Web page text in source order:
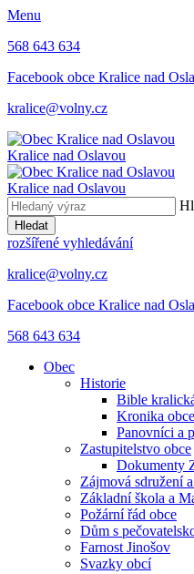
Menu
568 643 634
Facebook obce Kralice nad
kralice@volny.cz
Kralice nad Oslavou
Kralice nad Oslavou
Hledat
rozšířené vyhledávání
kralice@volny.cz
Facebook obce Kralice nad
568 643 634
Obec
Historie
Bible
Kronika obce
Panovníci a
Zastupitelstvo obce
Dokumenty
Zájmová sdružení
Základní škola a
Požární řád obce
Dům s
Farnost Jinošov
Svazky obcí